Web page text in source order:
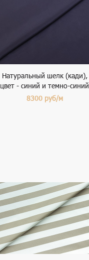
Натуральный шелк (кади),
цвет - синий и темно-синий
8300 руб/м